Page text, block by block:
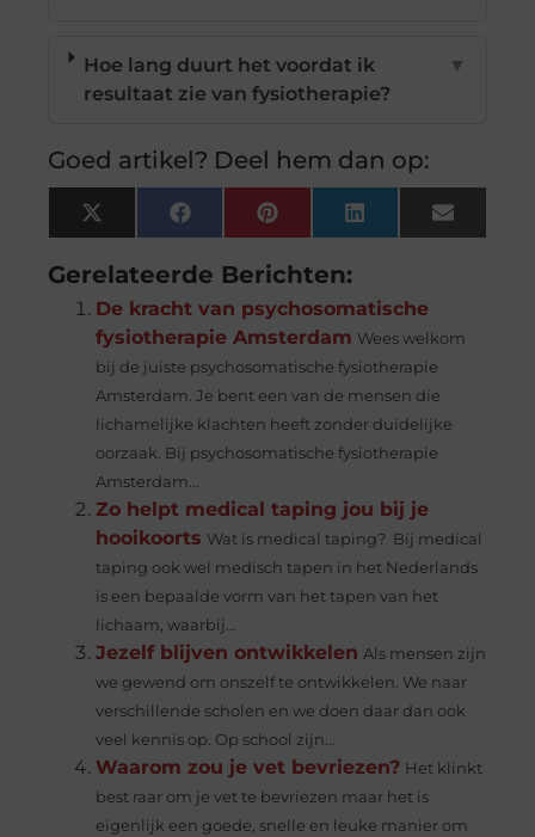
Hoe lang duurt het voordat ik
resultaat zie van fysiotherapie?
▼
Goed artikel? Deel hem dan op:
X
(Twitter)
FacebookPinterestLinkedInEmail
Gerelateerde Berichten:
De kracht van psychosomatische
fysiotherapie Amsterdam Wees welkom
bij de juiste psychosomatische fysiotherapie
Amsterdam. Je bent een van de mensen die
lichamelijke klachten heeft zonder duidelijke
oorzaak. Bij psychosomatische fysiotherapie
Amsterdam...
Zo helpt medical taping jou bij je
hooikoorts Wat is medical taping? Bij medical
taping ook wel medisch tapen in het Nederlands
is een bepaalde vorm van het tapen van het
lichaam, waarbij...
Jezelf blijven ontwikkelen Als mensen zijn
we gewend om onszelf te ontwikkelen. We naar
verschillende scholen en we doen daar dan ook
veel kennis op. Op school zijn...
Waarom zou je vet bevriezen? Het klinkt
best raar om je vet te bevriezen maar het is
eigenlijk een goede, snelle en leuke manier om